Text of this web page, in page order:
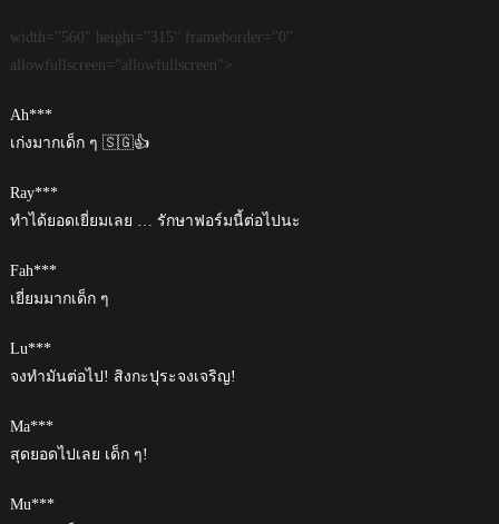
width="560" height="315" frameborder="0"
allowfullscreen="allowfullscreen">
Ah***
เก่งมากเด็ก ๆ 🇸🇬👍
Ray***
ทำได้ยอดเยี่ยมเลย … รักษาฟอร์มนี้ต่อไปนะ
Fah***
เยี่ยมมากเด็ก ๆ
Lu***
จงทำมันต่อไป! สิงกะปุระจงเจริญ!
Ma***
สุดยอดไปเลย เด็ก ๆ!
Mu***